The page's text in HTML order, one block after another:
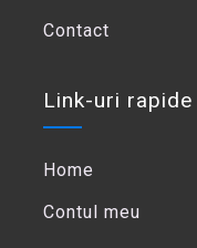
Contact
Link-uri rapide
Home
Contul meu